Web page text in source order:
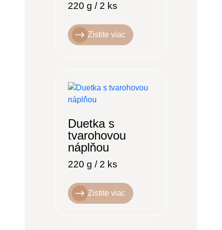
220 g / 2 ks
Zistite viac
Duetka s
tvarohovou
náplňou
220 g / 2 ks
Zistite viac